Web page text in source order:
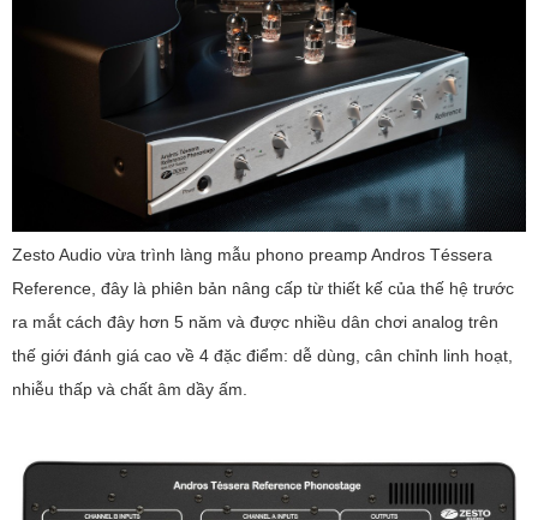
Zesto Audio vừa trình làng mẫu phono preamp Andros Téssera
Reference, đây là phiên bản nâng cấp từ thiết kế của thế hệ trước
ra mắt cách đây hơn 5 năm và được nhiều dân chơi analog trên
thế giới đánh giá cao về 4 đặc điểm: dễ dùng, cân chỉnh linh hoạt,
nhiễu thấp và chất âm dầy ấm.